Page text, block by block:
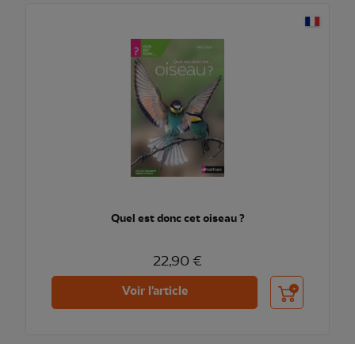
Quel est donc cet oiseau ?
22,90 €
Voir l'article Ajouter au